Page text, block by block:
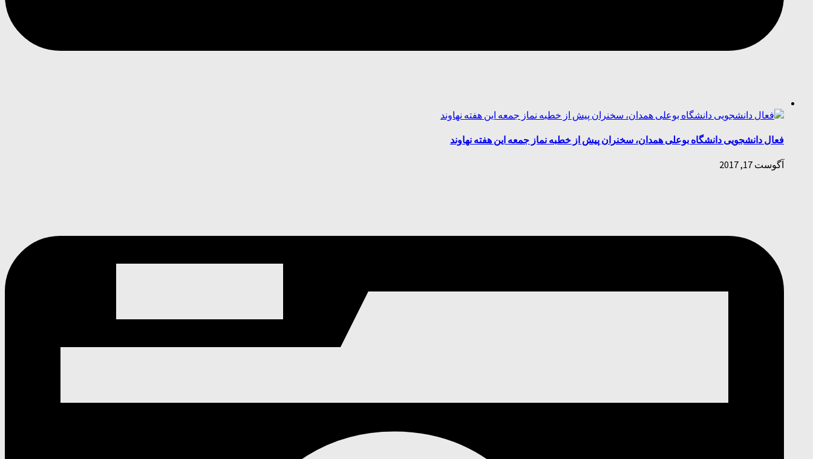
فعال دانشجویی دانشگاه بوعلی همدان، سخنران پیش از خطبه نماز جمعه این هفته نهاوند
آگوست 17, 2017